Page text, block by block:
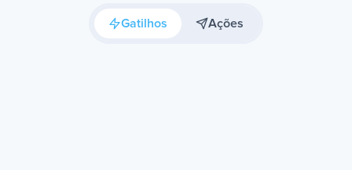
Gatilhos Ações